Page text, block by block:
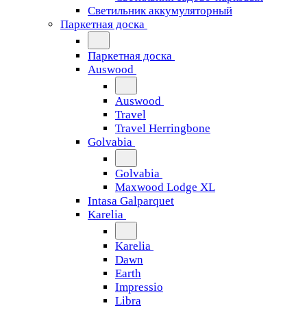
Светильник аккумуляторный
Паркетная доска
Паркетная доска
Auswood
Auswood
Travel
Travel Herringbone
Golvabia
Golvabia
Maxwood Lodge XL
Intasa Galparquet
Karelia
Karelia
Dawn
Earth
Impressio
Libra